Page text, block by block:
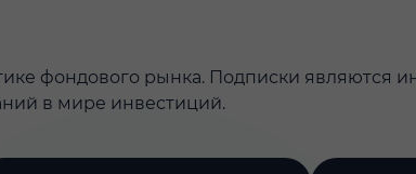
фондового рынка. Подписки являются
в мире инвестиций.